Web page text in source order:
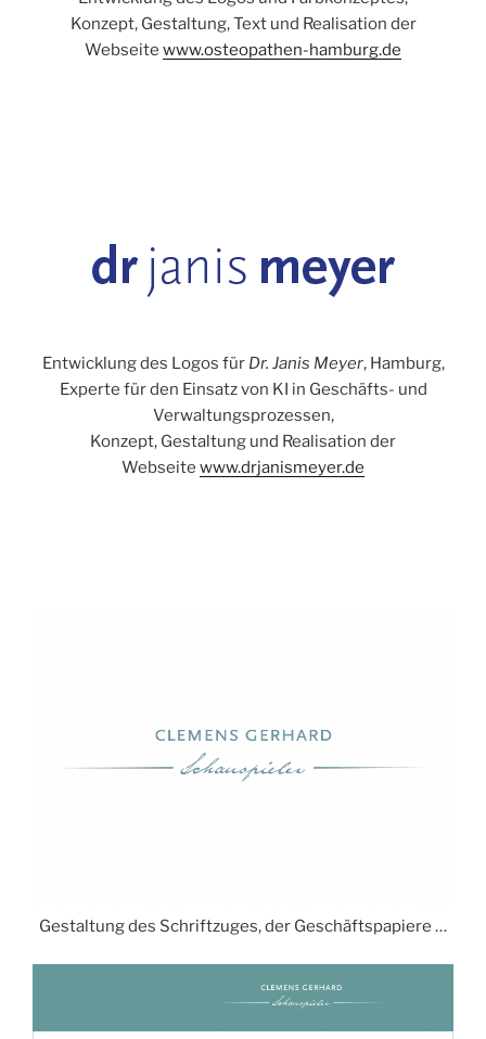
Konzept, Gestaltung, Text und Realisation der
Webseite www.osteopathen-hamburg.de
Entwicklung des Logos für Dr. Janis Meyer, Hamburg,
Experte für den Einsatz von KI in Geschäfts- und
Verwaltungsprozessen,
Konzept, Gestaltung und Realisation der
Webseite www.drjanismeyer.de
Gestaltung des Schriftzuges, der Geschäftspapiere …